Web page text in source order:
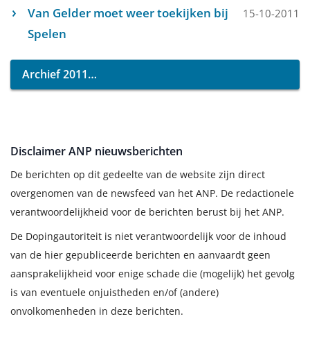
Van Gelder moet weer toekijken bij
Spelen
15-10-2011
Archief 2011
Disclaimer ANP nieuwsberichten
De berichten op dit gedeelte van de website zijn direct
overgenomen van de newsfeed van het ANP. De redactionele
verantwoordelijkheid voor de berichten berust bij het ANP.
De Dopingautoriteit is niet verantwoordelijk voor de inhoud
van de hier gepubliceerde berichten en aanvaardt geen
aansprakelijkheid voor enige schade die (mogelijk) het gevolg
is van eventuele onjuistheden en/of (andere)
onvolkomenheden in deze berichten.